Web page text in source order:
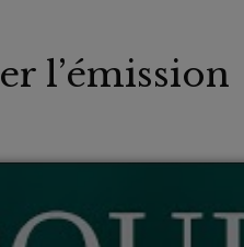
l’émission